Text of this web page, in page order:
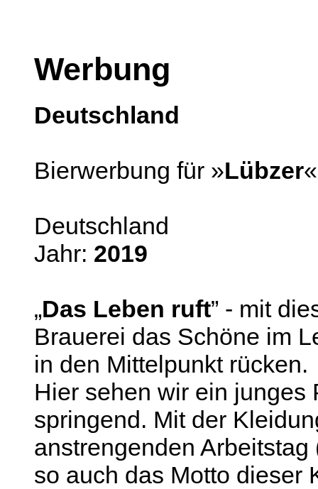
Werbung
Deutschland
Bierwerbung für »Lübzer«
Deutschland
Jahr: 2019
„Das Leben ruft” - mit
Brauerei das Schöne im
in den Mittelpunkt rücken.
Hier sehen wir ein junges
springend. Mit der
anstrengenden
so auch das Motto dieser